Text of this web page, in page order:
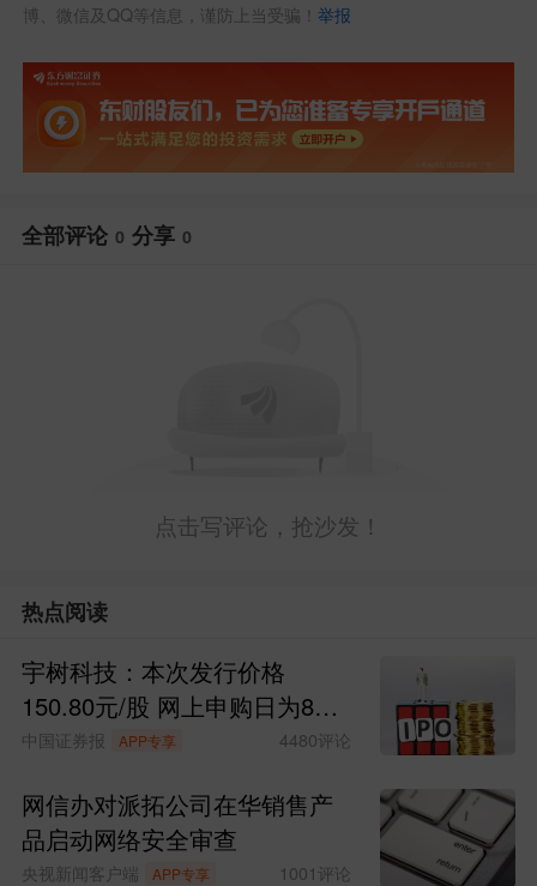
博、微信及QQ等信息，谨防上当受骗！举报
全部评论 0 分享 0
点击写评论，抢沙发！
热点阅读
宇树科技：本次发行价格
150.80元/股 网上申购日为8月
10日
中国证券报 APP专享 4480评论
网信办对派拓公司在华销售产
品启动网络安全审查
央视新闻客户端 APP专享 1001评论